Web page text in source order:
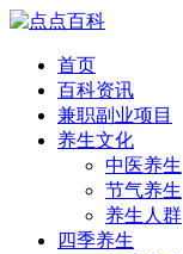
首页
百科资讯
兼职副业项目
养生文化
中医养生
节气养生
养生人群
四季养生